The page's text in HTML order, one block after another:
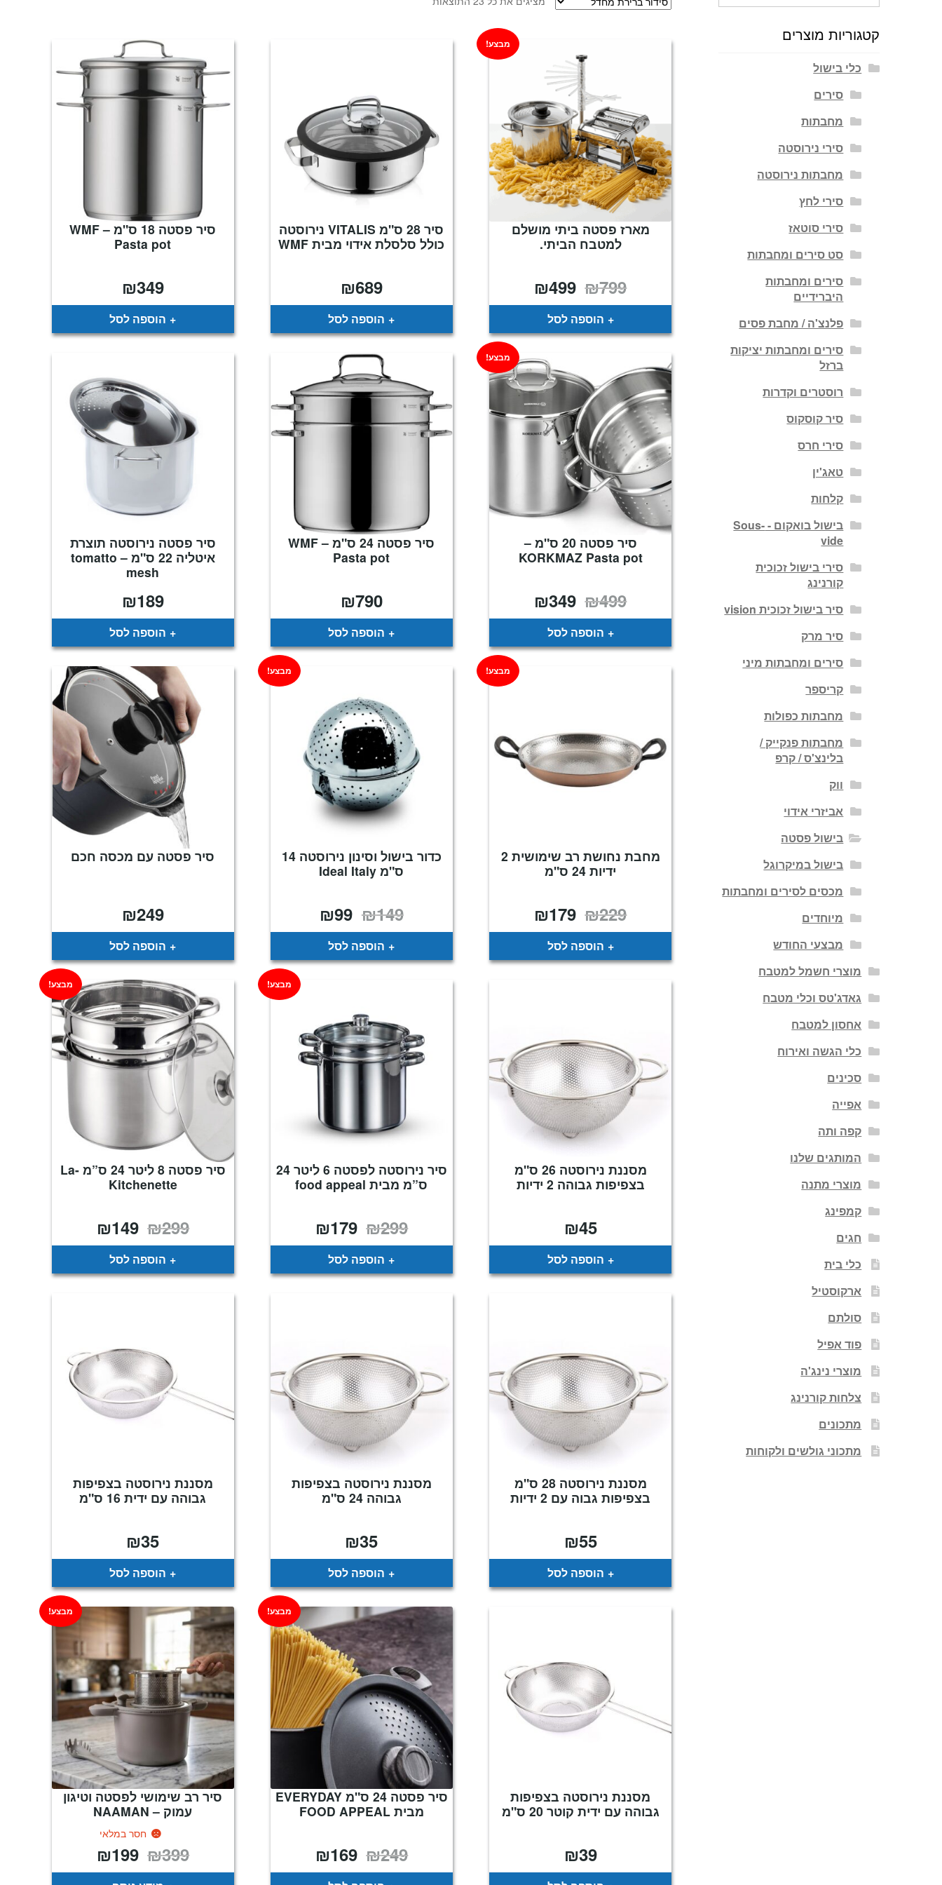
מארז פסטה ביתי מושלם
למטבח הביתי.
מבצע!
₪799 המחיר
המקורי
היה:
₪799.
₪499
הוא:
הוספה לסל
סיר 28 ס"מ VITALIS נירוסטה
כולל סלסלת אידוי מבית WMF
₪689
הוספה לסל
סיר פסטה 18 ס"מ – WMF
Pasta pot
₪349
הוספה לסל
סיר פסטה 20 ס"מ –
KORKMAZ Pasta pot
מבצע!
₪499 המחיר
המקורי
היה:
₪499.
₪349
הוא:
הוספה לסל
סיר פסטה 24 ס"מ – WMF
Pasta pot
₪790
הוספה לסל
סיר פסטה נירוסטה תוצרת
איטליה 22 ס"מ – tomatto
mesh
₪189
הוספה לסל
מחבת נחושת רב שימושית 2
ידיות 24 ס"מ
מבצע!
₪229 המחיר
המקורי
היה:
₪229.
₪179
הוא:
הוספה לסל
כדור בישול וסינון נירוסטה 14
ס"מ Ideal Italy
מבצע!
₪149 המחיר
המקורי
היה:
₪149.
₪99
הוא:
הוספה לסל
סיר פסטה עם מכסה חכם
₪249
הוספה לסל
מסננת נירוסטה 26 ס"מ
בצפיפות גבוהה 2 ידיות
₪45
הוספה לסל
סיר נירוסטה לפסטה 6 ליטר 24
ס”מ מבית food appeal
מבצע!
₪299 המחיר
המקורי
היה:
₪299.
₪179
הוא:
הוספה לסל
סיר פסטה 8 ליטר 24 ס”מ La-
Kitchenette
מבצע!
₪299 המחיר
המקורי
היה:
₪299.
₪149
הוא:
הוספה לסל
מסננת נירוסטה 28 ס"מ
בצפיפות גבוה עם 2 ידיות
₪55
הוספה לסל
מסננת נירוסטה בצפיפות
גבוהה 24 ס"מ
₪35
הוספה לסל
מסננת נירוסטה בצפיפות
גבוהה עם ידית 16 ס"מ
₪35
הוספה לסל
מסננת נירוסטה בצפיפות
גבוהה עם ידית קוטר 20 ס"מ
₪39
סיר פסטה 24 ס"מ EVERYDAY
מבית FOOD APPEAL
מבצע!
₪249 המחיר
המקורי
היה:
₪249.
₪169
הוא:
סיר רב שימושי לפסטה וטיגון
עמוק – NAAMAN
חסר במלאי
מבצע!
₪399 המחיר
המקורי
היה:
₪199
הוא:
קטגוריות מוצרים
כלי בישול
סירים
מחבתות
סירי נירוסטה
מחבתות נירוסטה
סירי לחץ
סירי סוטאז
סט סירים ומחבתות
סירים ומחבתות
היברידיים
פלנצ'ה / מחבת פסים
סירים ומחבתות יציקות
ברזל
רוסטרים וקדרות
סיר קוסקוס
סירי חרס
טאג'ין
קלחות
בישול בואקום - Sous-
vide
סירי בישול זכוכית
קורנינג
סיר בישול זכוכית vision
סיר מרק
סירים ומחבתות מיני
קריספר
מחבתות כפולות
מחבתות פנקייק /
בלינצ'ס / קרפ
ווק
אביזרי אידוי
בישול פסטה
בישול במיקרוגל
מכסים לסירים ומחבתות
מיוחדים
מבצעי החודש
מוצרי חשמל למטבח
גאדג'טס וכלי מטבח
אחסון למטבח
כלי הגשה ואירוח
סכינים
אפייה
קפה ותה
המותגים שלנו
מוצרי מתנה
קמפינג
חגים
כלי בית
ארקוסטיל
סולתם
פוד אפיל
מוצרי נינג'ה
צלחות קורנינג
מתכונים
מתכוני גולשים ולקוחות